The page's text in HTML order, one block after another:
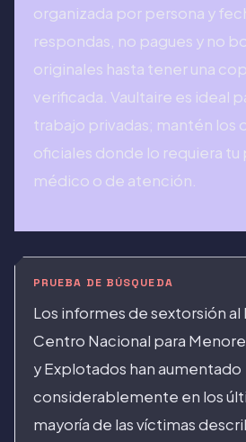
organizada por persona y
respondas, no pagues y no
originales hasta tener una
verificada. Vaultaire es ideal
trabajo privadas; mantén los
oficiales donde lo requiera tu
médico o de atención.
PRUEBA DE BÚSQUEDA
Los informes de sextorsión al
Centro Nacional para
y Explotados han aumentado
considerablemente en los
mayoría de las víctimas